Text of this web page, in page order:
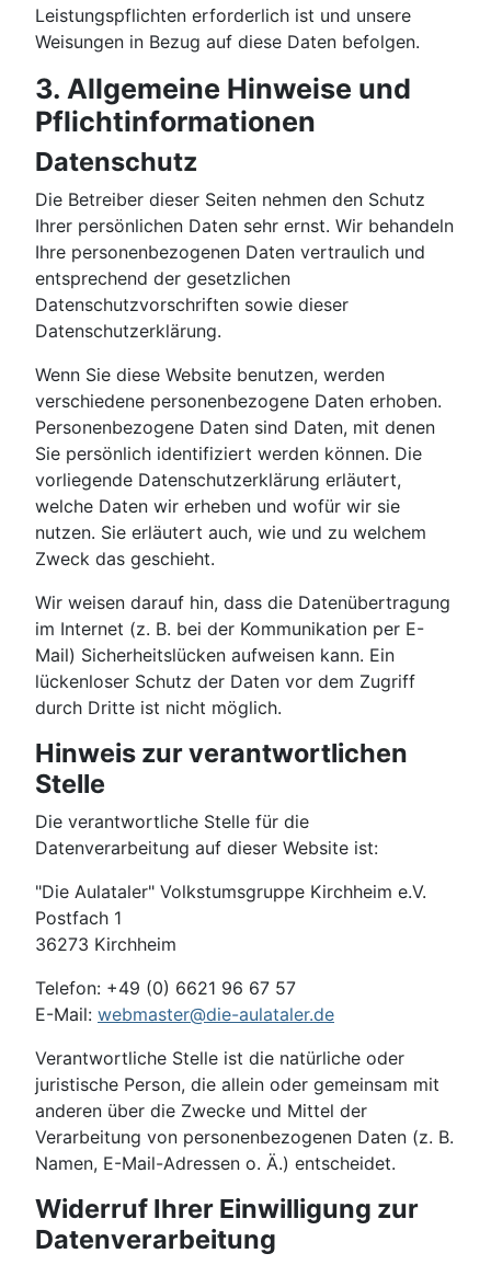
Leistungspflichten erforderlich ist und unsere
Weisungen in Bezug auf diese Daten befolgen.
3. Allgemeine Hinweise und
Pflichtinformationen
Datenschutz
Die Betreiber dieser Seiten nehmen den Schutz
Ihrer persönlichen Daten sehr ernst. Wir behandeln
Ihre personenbezogenen Daten vertraulich und
entsprechend der gesetzlichen
Datenschutzvorschriften sowie dieser
Datenschutzerklärung.
Wenn Sie diese Website benutzen, werden
verschiedene personenbezogene Daten erhoben.
Personenbezogene Daten sind Daten, mit denen
Sie persönlich identifiziert werden können. Die
vorliegende Datenschutzerklärung erläutert,
welche Daten wir erheben und wofür wir sie
nutzen. Sie erläutert auch, wie und zu welchem
Zweck das geschieht.
Wir weisen darauf hin, dass die Datenübertragung
im Internet (z. B. bei der Kommunikation per E-
Mail) Sicherheitslücken aufweisen kann. Ein
lückenloser Schutz der Daten vor dem Zugriff
durch Dritte ist nicht möglich.
Hinweis zur verantwortlichen
Stelle
Die verantwortliche Stelle für die
Datenverarbeitung auf dieser Website ist:
"Die Aulataler" Volkstumsgruppe Kirchheim e.V.
Postfach 1
36273 Kirchheim
Telefon: +49 (0) 6621 96 67 57
E-Mail: webmaster@die-aulataler.de
Verantwortliche Stelle ist die natürliche oder
juristische Person, die allein oder gemeinsam mit
anderen über die Zwecke und Mittel der
Verarbeitung von personenbezogenen Daten (z. B.
Namen, E-Mail-Adressen o. Ä.) entscheidet.
Widerruf Ihrer Einwilligung zur
Datenverarbeitung